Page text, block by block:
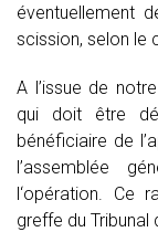
éventuellement
scission, selon le
A l’issue de
qui doit être
bénéficiaire de
l’assemblée
l‘opération. Ce
greffe du Tribunal